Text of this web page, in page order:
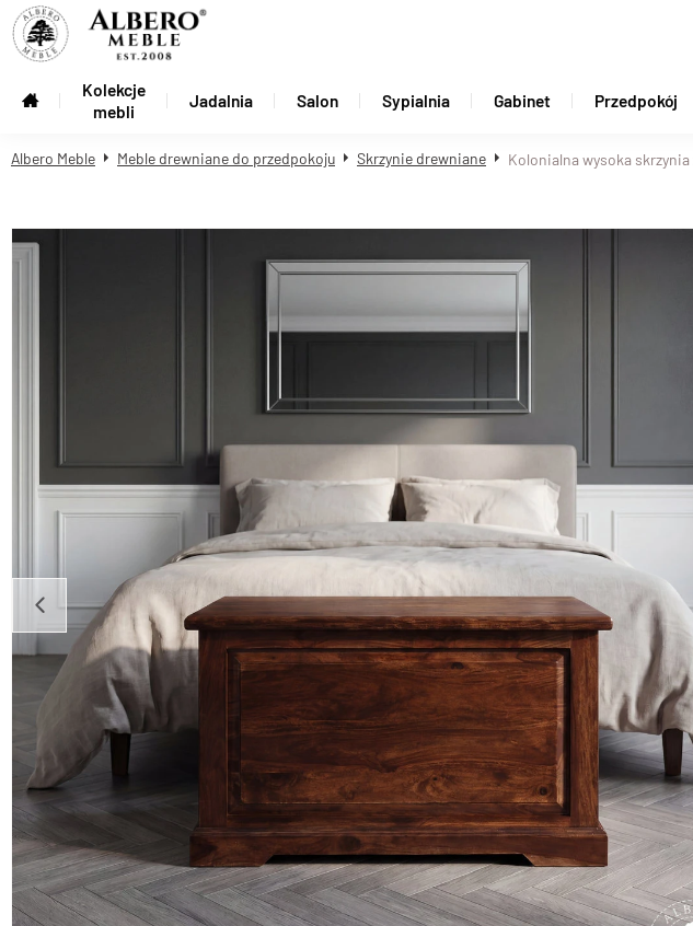
Kolekcje
mebli
Jadalnia Salon Sypialnia Gabinet Przedpokój
Albero Meble Meble drewniane do przedpokoju Skrzynie drewniane Kolonialna wysoka